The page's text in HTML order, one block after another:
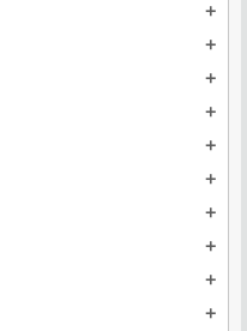
add
add
add
add
add
add
add
add
add
add